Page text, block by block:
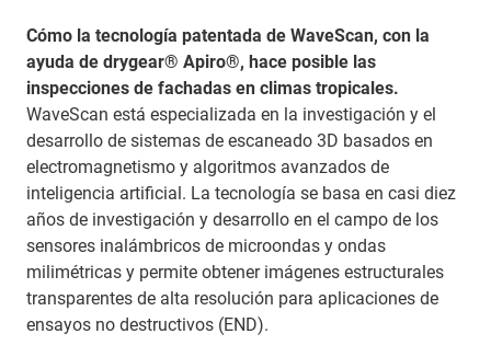
Cómo la tecnología patentada de WaveScan, con la
ayuda de drygear® Apiro®, hace posible las
inspecciones de fachadas en climas tropicales.
WaveScan está especializada en la investigación y el
desarrollo de sistemas de escaneado 3D basados en
electromagnetismo y algoritmos avanzados de
inteligencia artificial. La tecnología se basa en casi diez
años de investigación y desarrollo en el campo de los
sensores inalámbricos de microondas y ondas
milimétricas y permite obtener imágenes estructurales
transparentes de alta resolución para aplicaciones de
ensayos no destructivos (END).